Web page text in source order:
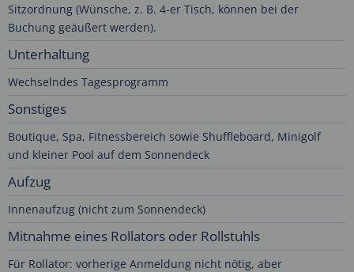
Sitzordnung (Wünsche, z. B. 4-er Tisch, können bei der
Buchung geäußert werden).
Unterhaltung
Wechselndes Tagesprogramm
Sonstiges
Boutique, Spa, Fitnessbereich sowie Shuffleboard, Minigolf
und kleiner Pool auf dem Sonnendeck
Aufzug
Innenaufzug (nicht zum Sonnendeck)
Mitnahme eines Rollators oder Rollstuhls
Für Rollator: vorherige Anmeldung nicht nötig, aber